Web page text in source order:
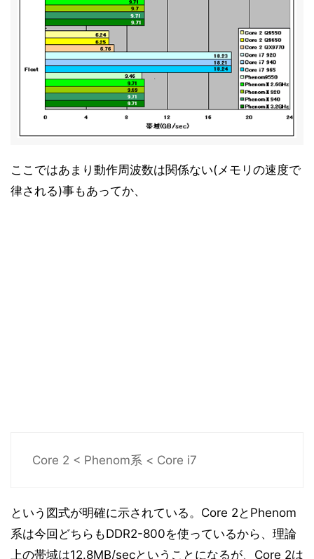
消費電力 (1/2)
消費電力 (2/2)
考察
ここではあまり動作周波数は関係ない(メモリの速度で
律される)事もあってか、
Core 2 < Phenom系 < Core i7
という図式が明確に示されている。Core 2とPhenom
系は今回どちらもDDR2-800を使っているから、理論
上の帯域は12.8MB/secということになるが、Core 2は